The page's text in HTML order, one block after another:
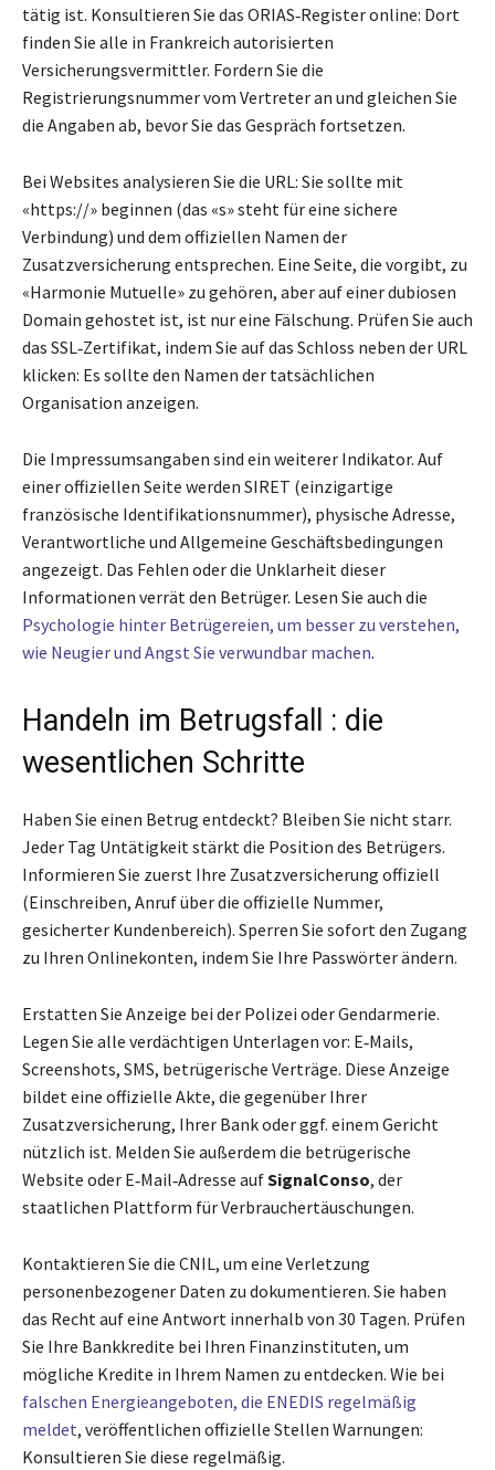
tätig ist. Konsultieren Sie das ORIAS‑Register online: Dort
finden Sie alle in Frankreich autorisierten
Versicherungsvermittler. Fordern Sie die
Registrierungsnummer vom Vertreter an und gleichen Sie
die Angaben ab, bevor Sie das Gespräch fortsetzen.
Bei Websites analysieren Sie die URL: Sie sollte mit
«https://» beginnen (das «s» steht für eine sichere
Verbindung) und dem offiziellen Namen der
Zusatzversicherung entsprechen. Eine Seite, die vorgibt, zu
«Harmonie Mutuelle» zu gehören, aber auf einer dubiosen
Domain gehostet ist, ist nur eine Fälschung. Prüfen Sie auch
das SSL‑Zertifikat, indem Sie auf das Schloss neben der URL
klicken: Es sollte den Namen der tatsächlichen
Organisation anzeigen.
Die Impressumsangaben sind ein weiterer Indikator. Auf
einer offiziellen Seite werden SIRET (einzigartige
französische Identifikationsnummer), physische Adresse,
Verantwortliche und Allgemeine Geschäftsbedingungen
angezeigt. Das Fehlen oder die Unklarheit dieser
Informationen verrät den Betrüger. Lesen Sie auch die
Psychologie hinter Betrügereien, um besser zu verstehen,
wie Neugier und Angst Sie verwundbar machen.
Handeln im Betrugsfall : die
wesentlichen Schritte
Haben Sie einen Betrug entdeckt? Bleiben Sie nicht starr.
Jeder Tag Untätigkeit stärkt die Position des Betrügers.
Informieren Sie zuerst Ihre Zusatzversicherung offiziell
(Einschreiben, Anruf über die offizielle Nummer,
gesicherter Kundenbereich). Sperren Sie sofort den Zugang
zu Ihren Onlinekonten, indem Sie Ihre Passwörter ändern.
Erstatten Sie Anzeige bei der Polizei oder Gendarmerie.
Legen Sie alle verdächtigen Unterlagen vor: E‑Mails,
Screenshots, SMS, betrügerische Verträge. Diese Anzeige
bildet eine offizielle Akte, die gegenüber Ihrer
Zusatzversicherung, Ihrer Bank oder ggf. einem Gericht
nützlich ist. Melden Sie außerdem die betrügerische
Website oder E‑Mail‑Adresse aufSignalConso, der
staatlichen Plattform für Verbrauchertäuschungen.
Kontaktieren Sie die CNIL, um eine Verletzung
personenbezogener Daten zu dokumentieren. Sie haben
das Recht auf eine Antwort innerhalb von 30 Tagen. Prüfen
Sie Ihre Bankkredite bei Ihren Finanzinstituten, um
mögliche Kredite in Ihrem Namen zu entdecken. Wie bei
falschen Energieangeboten, die ENEDIS regelmäßig
meldet, veröffentlichen offizielle Stellen Warnungen:
Konsultieren Sie diese regelmäßig.